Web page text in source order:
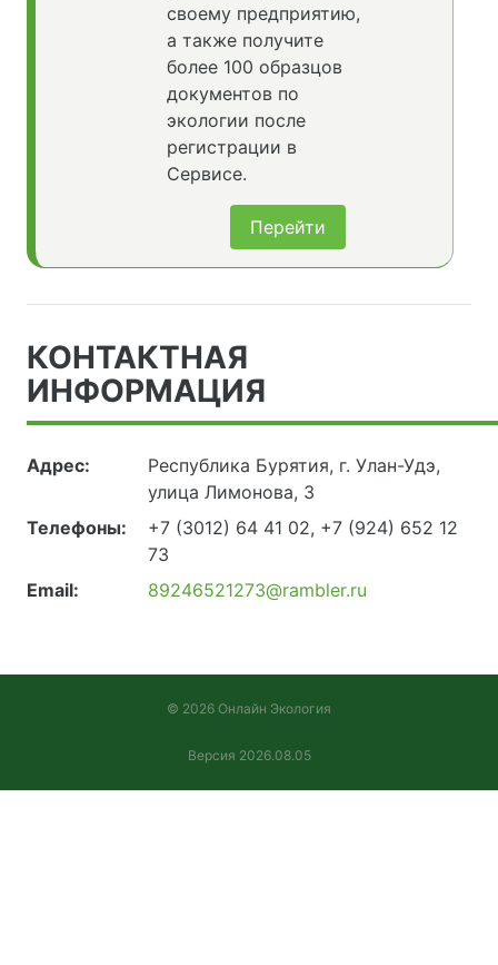
своему предприятию,
а также получите
более 100 образцов
документов по
экологии после
регистрации в
Сервисе.
Перейти
КОНТАКТНАЯ
ИНФОРМАЦИЯ
Адрес:
Республика Бурятия, г. Улан-Удэ,
улица Лимонова, 3
Телефоны:
+7 (3012) 64 41 02, +7 (924) 652 12
73
Email:
89246521273@rambler.ru
© 2026 Онлайн Экология
Версия 2026.08.05